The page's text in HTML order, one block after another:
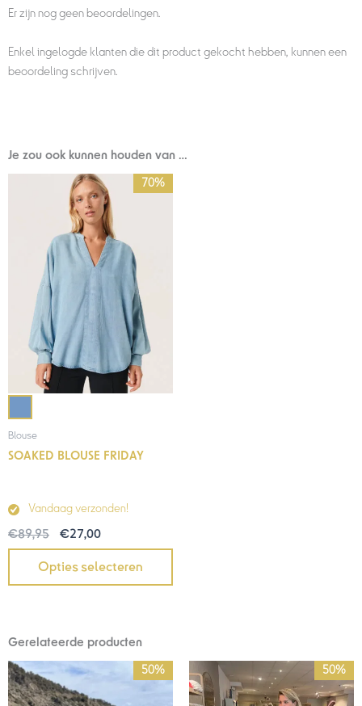
Er zijn nog geen beoordelingen.
Enkel ingelogde klanten die dit product gekocht hebben, kunnen een
beoordeling schrijven.
Je zou ook kunnen houden van …
70%
Blouse
SOAKED BLOUSE FRIDAY
Vandaag verzonden!
€89,95
Oorspronkelijke
prijs
was:
€89,95.
€27,00
Huidige
prijs
is:
€27,00.
Opties selecteren
Gerelateerde producten
50%
Oorspronkelijke
prijs
was:
Huidige
is:
50%
Oorspronkelijke
prijs
was:
Huidige
is: